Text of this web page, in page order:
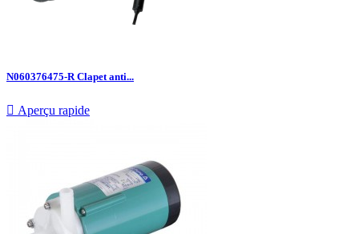
N060376475-R Clapet anti...
 Aperçu rapide